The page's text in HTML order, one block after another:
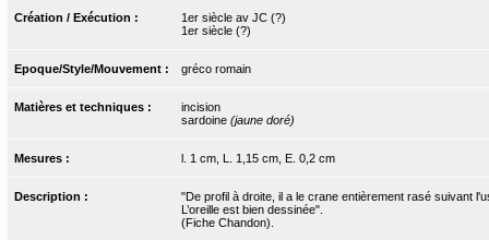
Création / Exécution :
1er siècle av JC (?)
1er siècle (?)
Epoque/Style/Mouvement : gréco romain
Matières et techniques :
incision
sardoine (jaune doré)
Mesures : l. 1 cm, L. 1,15 cm, E. 0,2 cm
Description :
"De profil à droite, il a le crane entièrement rasé suivant
L’oreille est bien dessinée".
(Fiche Chandon).